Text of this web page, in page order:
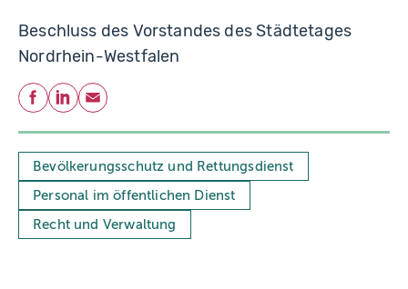
Beschluss des Vorstandes des Städtetages
Nordrhein-Westfalen
Teilen
Facebook
LinkedIn
E-Mail
Bevölkerungsschutz und Rettungsdienst
Personal im öffentlichen Dienst
Recht und Verwaltung